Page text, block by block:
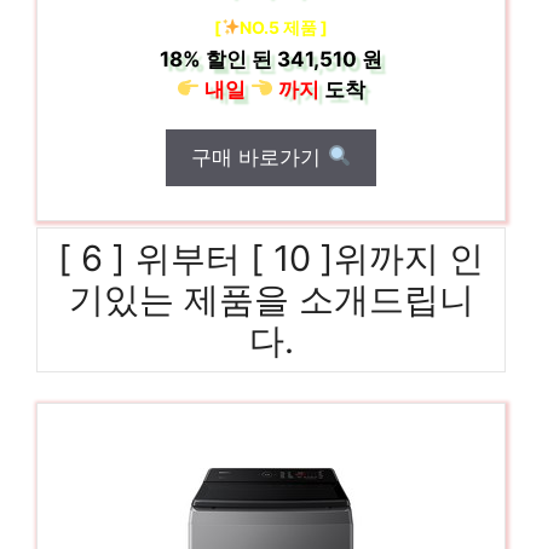
[ NO.5 제품 ]
18% 할인 된341,510 원
내일
까지도착
구매 바로가기
[ 6 ] 위부터 [ 10 ]위까지 인
기있는 제품을 소개드립니
다.